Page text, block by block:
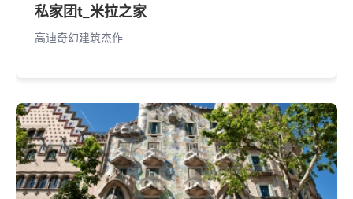
私家团t_米拉之家
高迪奇幻建筑杰作